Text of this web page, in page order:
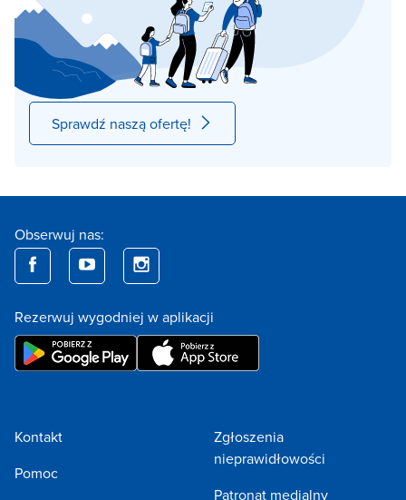
Sprawdź naszą ofertę!
Obserwuj nas:
Rezerwuj wygodniej w aplikacji
Kontakt
Pomoc
Zgłoszenia
nieprawidłowości
Patronat medialny